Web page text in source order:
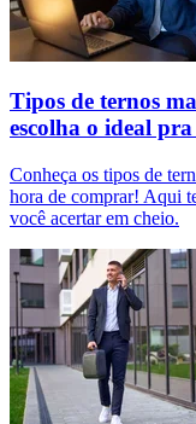
Tipos de ternos
escolha o ideal pra
Conheça os tipos de
hora de comprar! Aqui
você acertar em cheio.